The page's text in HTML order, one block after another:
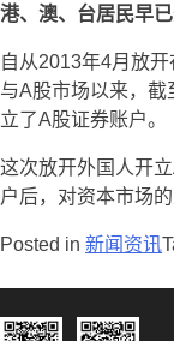
港、澳、台居民早
自从2013年4月放
与A股市场以来，
立了A股证券账户。
这次放开外国人开
户后，对资本市场的
Posted in 新闻资讯